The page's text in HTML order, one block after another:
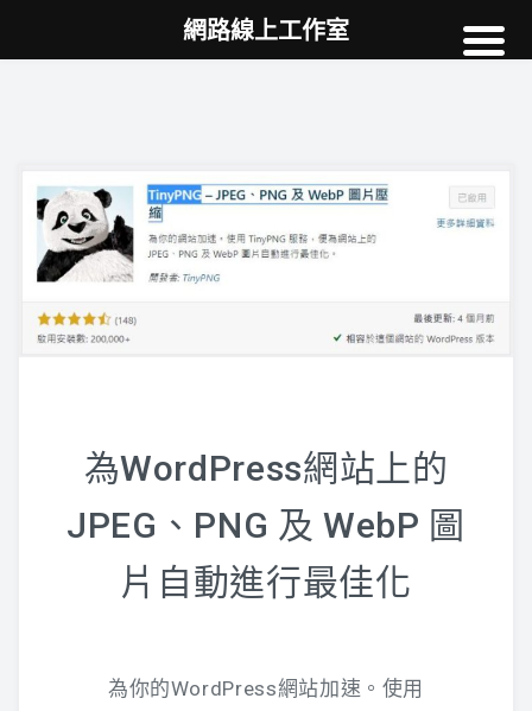
高雄網頁設計
為WordPress網站上的
JPEG、PNG 及 WebP 圖
片自動進行最佳化
為你的WordPress網站加速。使用
網路線上工作室